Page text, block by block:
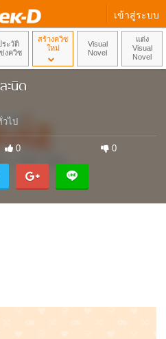
เข้าสู่ระบบ
ระวัติ
งควิซ
สร้างควิซ
ใหม่
Visual
Novel
แต่ง
Visual
Novel
ะนิด
ไป
0 0